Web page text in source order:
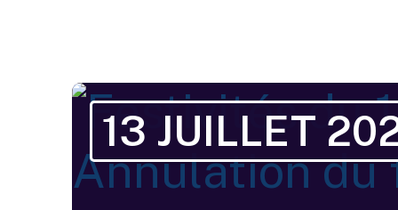
13 JUILLET